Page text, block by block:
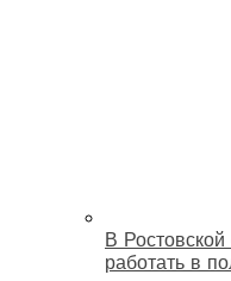
В
работать в